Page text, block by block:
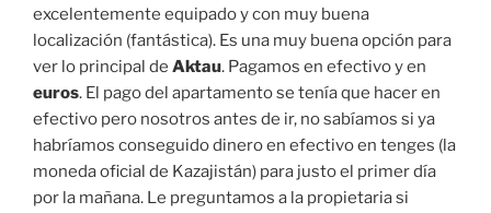
excelentemente equipado y con muy buena
localización (fantástica). Es una muy buena opción para
ver lo principal de Aktau. Pagamos en efectivo y en
euros. El pago del apartamento se tenía que hacer en
efectivo pero nosotros antes de ir, no sabíamos si ya
habríamos conseguido dinero en efectivo en tenges (la
moneda oficial de Kazajistán) para justo el primer día
por la mañana. Le preguntamos a la propietaria si